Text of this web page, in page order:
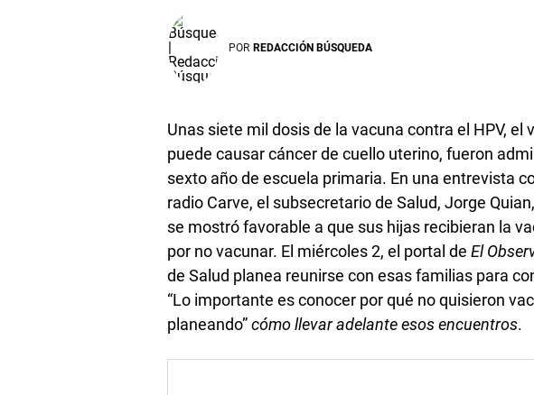
POR REDACCIÓN BÚSQUEDA
Unas siete mil dosis de la vacuna contra el HPV,
puede causar cáncer de cuello uterino, fueron
sexto año de escuela primaria. En una entrevista
radio Carve, el subsecretario de Salud, Jorge
se mostró favorable a que sus hijas recibieran la
por no vacunar. El miércoles 2, el portal deEl
de Salud planea reunirse con esas familias para
“Lo importante es conocer por qué no quisieron
planeando”cómo llevar adelante esos encuentros.